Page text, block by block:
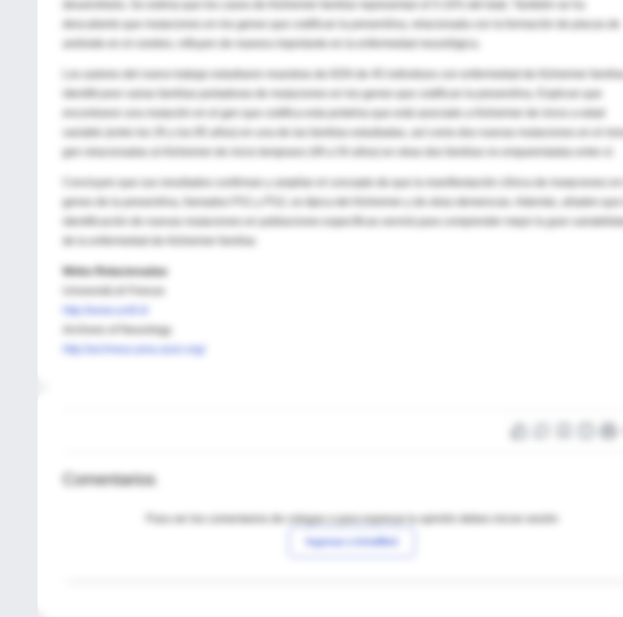
descubierto que mutaciones en los genes que codifican la presenilina, relacionada con la formación de placas de
amiloide en el cerebro, influyen de manera importante en la enfermedad neurológica.
identificaron varias familias portadoras de mutaciones en los genes que codifican la presenilina. Explican que
encontraron una mutación en el gen que codifica esta proteína que está asociado a Alzheimer de inicio a edad
gen relacionadas al Alzheimer de inicio temprano (49 a 54 años) en otras dos familias no emparentadas entre sí.
genes de la presenilina, llamados PS1 y PS2, es típica del Alzheimer y de otras demencias. Además, añaden que
Webs Relacionadas
Archives of Neurology
Comentarios
Para ver los comentarios de colegas o para expresar tu opinión debes iniciar sesión
Ingresar a IntraMed